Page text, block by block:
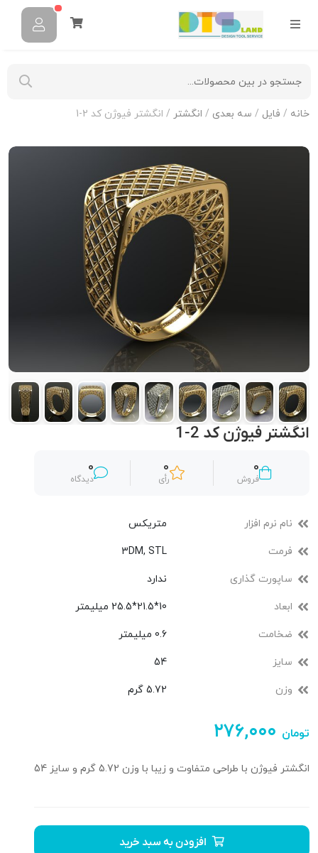
خانه / فایل / سه بعدی / انگشتر / انگشتر فیوژن کد 2-1
انگشتر فیوژن کد 2-1
0
فروش
0
رأی
0
دیدگاه
نام نرم افزار متریکس
فرمت 3DM, STL
ساپورت گذاری ندارد
ابعاد 10*21.5*25.5 میلیمتر
ضخامت 0.6 میلیمتر
سایز 54
وزن 5.72 گرم
۲۷۶,۰۰۰ تومان
انگشتر فیوژن با طراحی متفاوت و زیبا با وزن 5.72 گرم و سایز 54
افزودن به سبد خرید